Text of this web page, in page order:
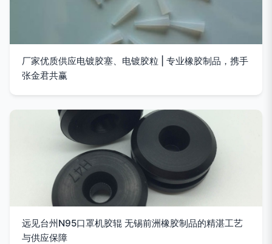
厂家优质供应电镀胶塞、电镀胶粒 | 专业橡胶制品，携手
张金君共赢
远见台州N95口罩机胶辊 无锡前洲橡胶制品的精湛工艺
与供应保障